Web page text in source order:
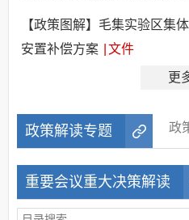
【政策图解】毛集实验区集
安置补偿方案
文件
更
政策解读专题 政
重要会议重大决策解读